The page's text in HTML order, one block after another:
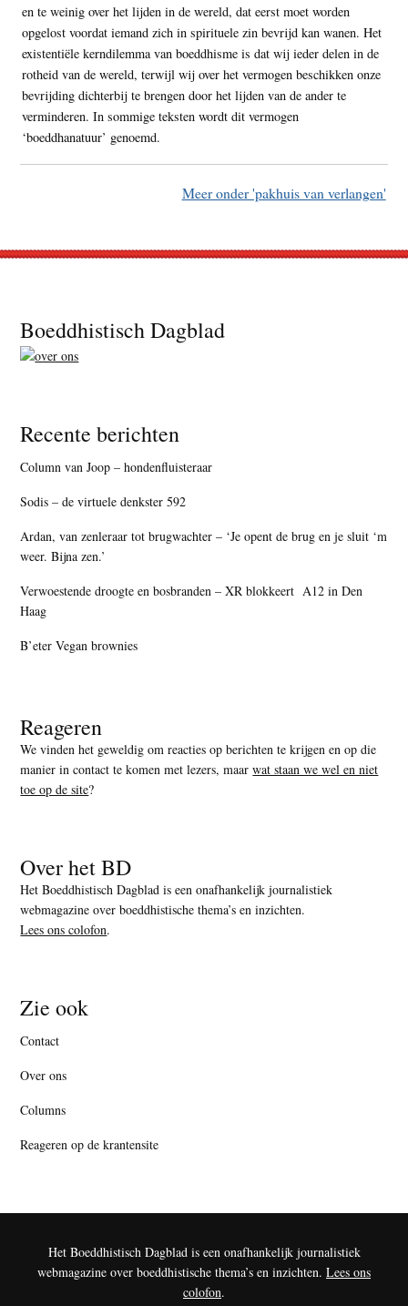
en te weinig over het lijden in de wereld, dat eerst moet worden
opgelost voordat iemand zich in spirituele zin bevrijd kan wanen. Het
existentiële kerndilemma van boeddhisme is dat wij ieder delen in de
rotheid van de wereld, terwijl wij over het vermogen beschikken onze
bevrijding dichterbij te brengen door het lijden van de ander te
verminderen. In sommige teksten wordt dit vermogen
‘boeddhanatuur’ genoemd.
Meer onder 'pakhuis van verlangen'
Footer
Boeddhistisch Dagblad
Recente berichten
Column van Joop – hondenfluisteraar
Sodis – de virtuele denkster 592
Ardan, van zenleraar tot brugwachter – ‘Je opent de brug en je sluit ‘m
weer. Bijna zen.’
Verwoestende droogte en bosbranden – XR blokkeert A12 in Den
Haag
B’eter Vegan brownies
Reageren
We vinden het geweldig om reacties op berichten te krijgen en op die
manier in contact te komen met lezers, maarwat staan we wel en niet
toe op de site?
Over het BD
Het Boeddhistisch Dagblad is een onafhankelijk journalistiek
webmagazine over boeddhistische thema’s en inzichten.
Lees ons colofon.
Zie ook
Contact
Over ons
Columns
Reageren op de krantensite
Het Boeddhistisch Dagblad is een onafhankelijk journalistiek
webmagazine over boeddhistische thema’s en inzichten. Lees ons
colofon.